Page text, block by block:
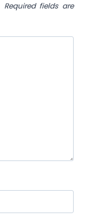
Required fields are